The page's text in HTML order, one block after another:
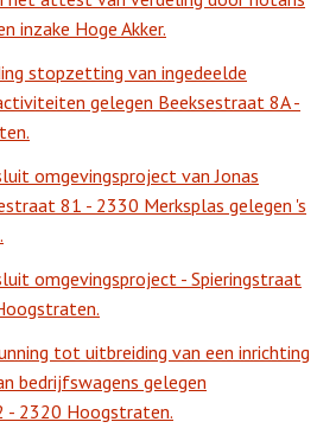
inzake Hoge Akker.
stopzetting van ingedeelde
gelegen Beeksestraat 8A -
omgevingsproject van Jonas
81 - 2330 Merksplas gelegen 's
omgevingsproject - Spieringstraat
tot uitbreiding van een inrichting
bedrijfswagens gelegen
- 2320 Hoogstraten.